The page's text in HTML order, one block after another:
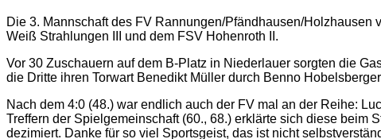
Die 3. Mannschaft des FV Rannungen/Pfändhausen/
Weiß Strahlungen III und dem FSV Hohenroth II.
Vor 30 Zuschauern auf dem B-Platz in Niederlauer sorgten die
die Dritte ihren Torwart Benedikt Müller durch Benno
Nach dem 4:0 (48.) war endlich auch der FV mal an der Reihe:
Treffern der Spielgemeinschaft (60., 68.) erklärte sich diese beim
dezimiert. Danke für so viel Sportsgeist, das ist nicht